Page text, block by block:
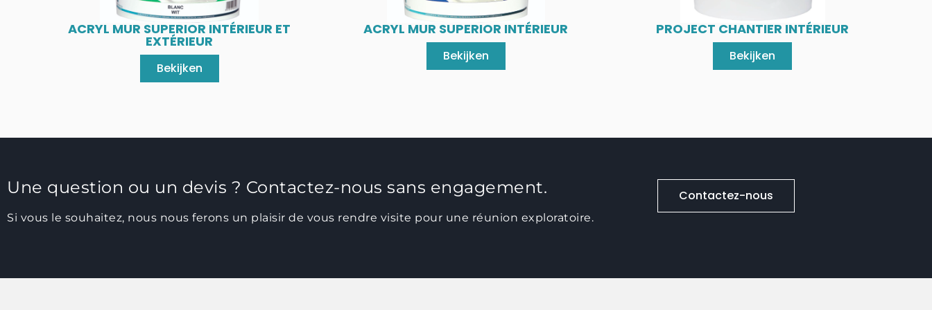
ACRYL MUR SUPERIOR INTÉRIEUR ET
EXTÉRIEUR
Bekijken
ACRYL MUR SUPERIOR INTÉRIEUR
Bekijken
PROJECT CHANTIER INTÉRIEUR
Bekijken
Une question ou un devis ? Contactez-nous sans engagement.
Si vous le souhaitez, nous nous ferons un plaisir de vous rendre visite pour une réunion exploratoire.
Contactez-nous